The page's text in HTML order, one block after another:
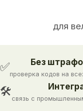
для
✅ Без
проверка кодов на
🛠
связь с